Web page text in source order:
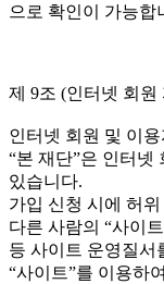
으로 확인이 가능합
제 9조 (인터넷 회원
인터넷 회원 및 이
“본 재단”은 인터넷
있습니다.
가입 신청 시에 허
다른 사람의 “사이
등 사이트 운영질서
“사이트”를 이용하